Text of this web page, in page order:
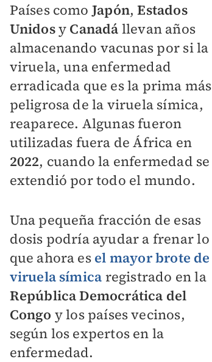
Países como Japón,Estados
Unidosy Canadá llevan años
almacenando vacunas por si la
viruela, una enfermedad
erradicada que es la prima más
peligrosa de la viruela símica,
reaparece. Algunas fueron
utilizadas fuera de África en
2022, cuando la enfermedad se
extendió por todo el mundo.
Una pequeña fracción de esas
dosis podría ayudar a frenar lo
que ahora es el mayor brote de
viruela símica registrado en la
República Democrática del
Congo y los países vecinos,
según los expertos en la
enfermedad.